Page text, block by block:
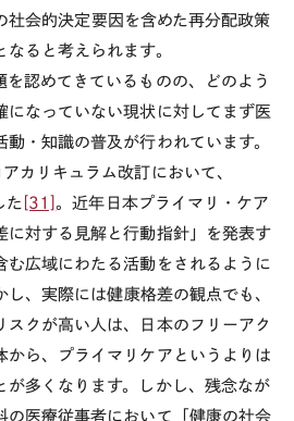
社会的決定要因を含めた再分配政策
ると考えられます。
を認めてきているものの、どのよう
になっていない現状に対してまず医
・知識の普及が行われています。
カリキュラム改訂において、
た [31]。近年日本プライマリ・ケア
に対する見解と行動指針」を発表す
む広域にわたる活動をされるように
し、実際には健康格差の観点でも、
スクが高い人は、日本のフリーアク
から、プライマリケアというよりは
が多くなります。しかし、残念なが
の医療従事者において「健康の社会